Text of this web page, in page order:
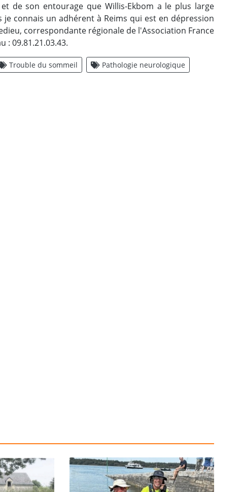
de son entourage que Willis-Ekbom a le plus large
connais un adhérent à Reims qui est en dépression
correspondante régionale de l'Association France
: 09.81.21.03.43.
Trouble du sommeil Pathologie neurologique